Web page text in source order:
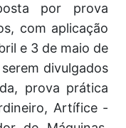
por prova
com aplicação
e 3 de maio de
divulgados
prova prática
Artífice -